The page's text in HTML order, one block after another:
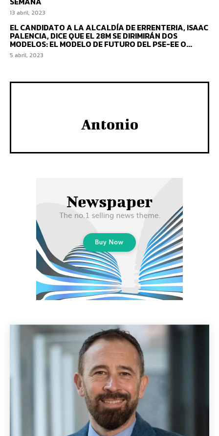
13 abril, 2023
EL CANDIDATO A LA ALCALDÍA DE ERRENTERIA, ISAAC
PALENCIA, DICE QUE EL 28M SE DIRIMIRÁN DOS
MODELOS: EL MODELO DE FUTURO DEL PSE-EE O...
5 abril, 2023
Antonio